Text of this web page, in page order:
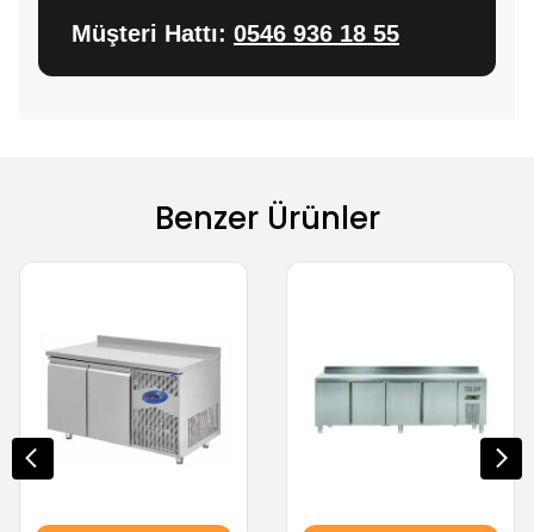
Müşteri Hattı: 0546 936 18 55
Benzer Ürünler